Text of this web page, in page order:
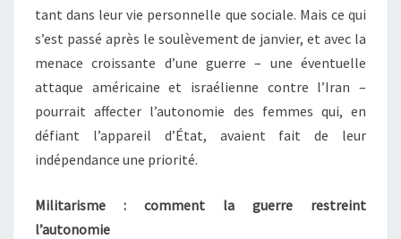
tant dans leur vie personnelle que sociale. Mais ce qui
s’est passé après le soulèvement de janvier, et avec la
menace croissante d’une guerre – une éventuelle
attaque américaine et israélienne contre l’Iran –
pourrait affecter l’autonomie des femmes qui, en
défiant l’appareil d’État, avaient fait de leur
indépendance une priorité.
Militarisme : comment la guerre restreint
l’autonomie